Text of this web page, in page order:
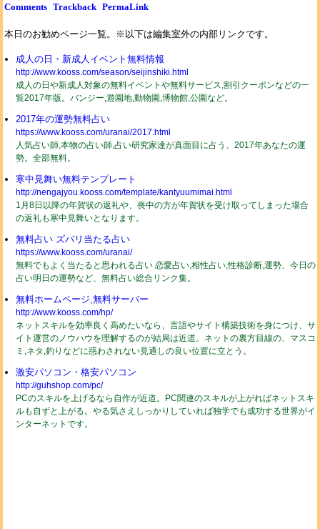
Comments Trackback PermaLink
本日のお勧めページ一覧。※以下は編集室外の内部リンクです。
成人の日・新成人イベント無料情報
http://www.kooss.com/season/seijinshiki.html
成人の日や新成人対象の無料イベントや無料サービス,割引クーポンなどの一
覧2017年版。バンジー,遊園地,動物園,博物館,公園など。
2017年の運勢無料占い
https://www.kooss.com/uranai/2017.html
人気占い師,本物の占い師,占い研究家達が真面目に占う、2017年あなたの運
勢。全部無料。
寒中見舞い無料テンプレート
http://nengajyou.kooss.com/template/kantyuumimai.html
1月8日以降の年賀状の返礼や、喪中の方が年賀状を受け取ってしまった場合
の返礼も寒中見舞いとなります。
無料占い ズバリ当たる占い
https://www.kooss.com/uranai/
無料でもよく当たると思われる占い 恋愛占い,相性占い,性格診断,運勢、今日の
占い明日の運勢など、無料占い総合リンク集。
無料ホームページ,無料サーバー
http://www.kooss.com/hp/
ネットスキルを効率良く高めたいなら、言語やサイト構築技術を身につけ、サ
イト運営のノウハウを理解するのが結局は近道。ネットの裏方目線の、マスコ
ミ,ネタ,釣りなどに惑わされない見通しの良い位置に立とう。
激安パソコン・格安パソコン
http://guhshop.com/pc/
PCのスキルを上げるなら自作が近道。PC関連のスキルが上がればネットスキ
ルも自ずと上がる。やる気さえしっかりしていれば独学でも成功する世界がイ
ンターネットです。